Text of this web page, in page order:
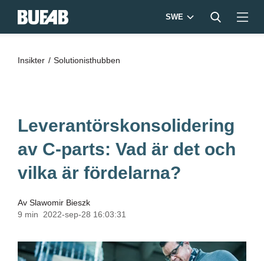
SWE
Insikter Solutionisthubben
Leverantörskonsolidering
av C-parts: Vad är det och
vilka är fördelarna?
Av Slawomir Bieszk
9 min
2022-sep-28 16:03:31